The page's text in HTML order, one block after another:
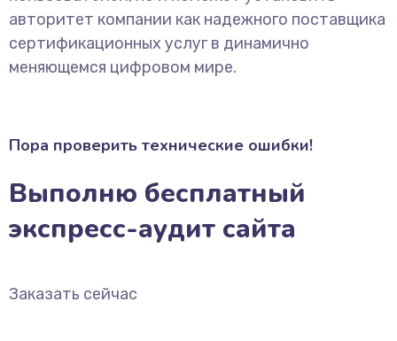
авторитет компании как надежного поставщика
сертификационных услуг в динамично
меняющемся цифровом мире.
Пора проверить технические ошибки!
Выполню бесплатный
экспресс-аудит сайта
Заказать сейчас